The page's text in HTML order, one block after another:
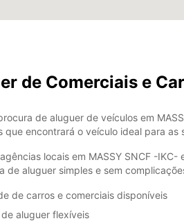
de Comerciais e
de aluguer de veículos em
que encontrará o veículo ideal para as
locais em MASSY SNCF -
de aluguer simples e sem
de carros e comerciais disponíveis
aluguer flexíveis